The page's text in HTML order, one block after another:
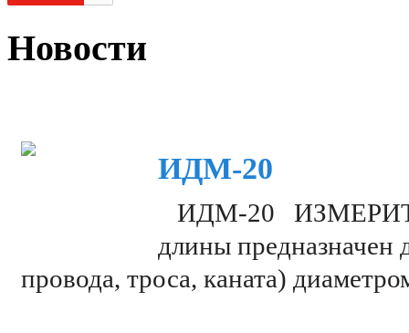
Новости
ИДМ-20
ИДМ-20
длины предназначен
провода, троса, каната)